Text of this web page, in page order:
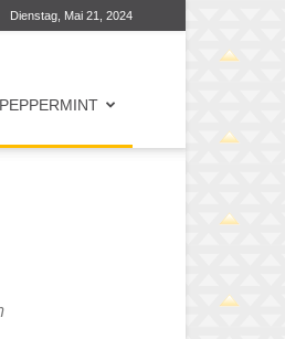
Dienstag, Mai 21, 2024
PEPPERMINT